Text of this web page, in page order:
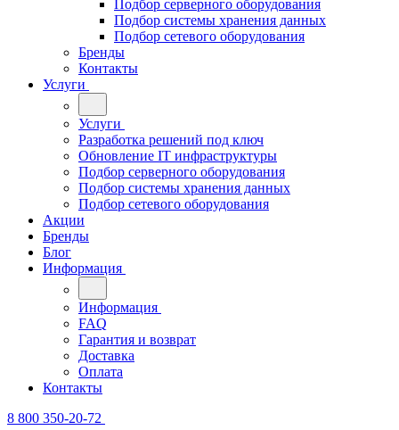
Подбор серверного оборудования
Подбор системы хранения данных
Подбор сетевого оборудования
Бренды
Контакты
Услуги
Услуги
Разработка решений под ключ
Обновление IT инфраструктуры
Подбор серверного оборудования
Подбор системы хранения данных
Подбор сетевого оборудования
Акции
Бренды
Блог
Информация
Информация
FAQ
Гарантия и возврат
Доставка
Оплата
Контакты
8 800 350-20-72